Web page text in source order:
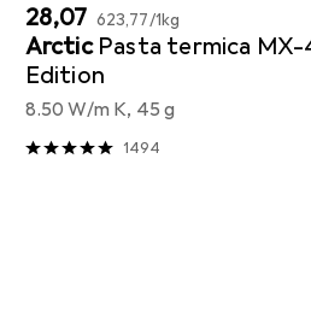
EUR
28,07 EUR
623,77/1kg
Arctic Pasta termica MX-
Edition
8.50 W/m K, 45 g
1494